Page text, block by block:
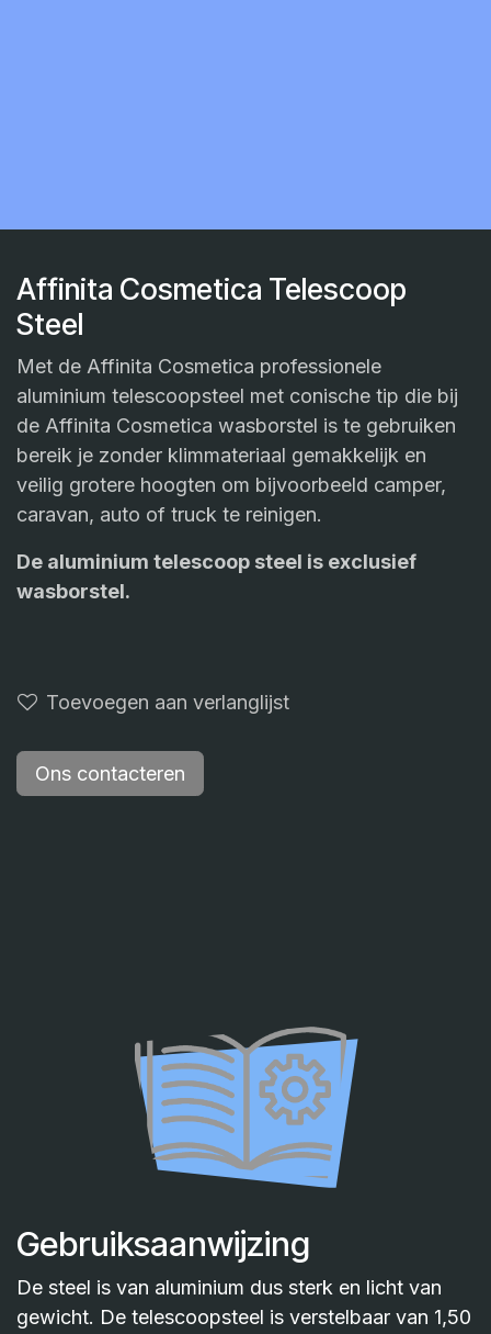
Affinita Cosmetica Telescoop
Steel
Met de Affinita Cosmetica professionele
aluminium telescoopsteel met conische tip die bij
de Affinita Cosmetica wasborstel is te gebruiken
bereik je zonder klimmateriaal gemakkelijk en
veilig grotere hoogten om bijvoorbeeld camper,
caravan, auto of truck te reinigen.
De aluminium telescoop steel is exclusief
wasborstel.
Toevoegen aan verlanglijst
Ons contacteren
Gebruiksaanwijzing
De steel is van aluminium dus sterk en licht van
gewicht. De telescoopsteel is verstelbaar van 1,50